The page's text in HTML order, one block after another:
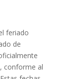
feriado
de
conforme al